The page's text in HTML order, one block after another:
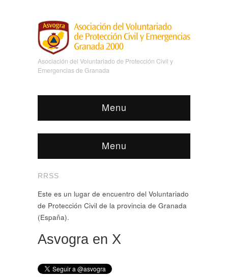
Asociación del Voluntariado de Protección Civil y
Emergencias de Granada
Menu
Menu
RRSS
Este es un lugar de encuentro del Voluntariado
de Protección Civil de la provincia de Granada
(España).
Asvogra en X